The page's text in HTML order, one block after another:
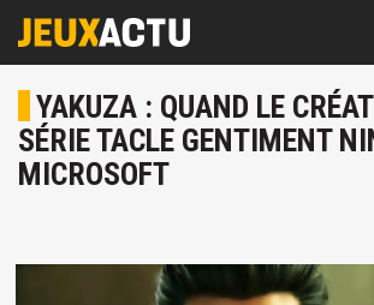
YAKUZA : QUAND LE
SÉRIE TACLE GENTIMENT
MICROSOFT